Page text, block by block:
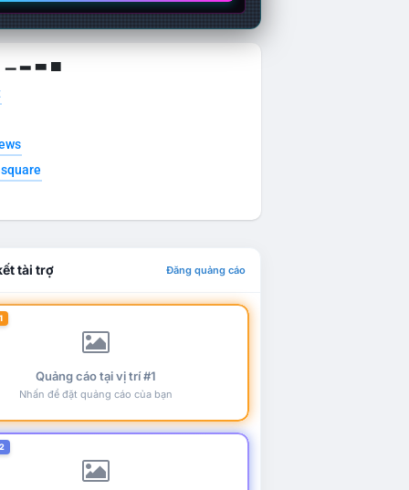
▁ ▂ ▃ ▄
tài trợ Đăng quảng cáo
Quảng cáo tại vị trí #1
Nhấn để đặt quảng cáo của bạn